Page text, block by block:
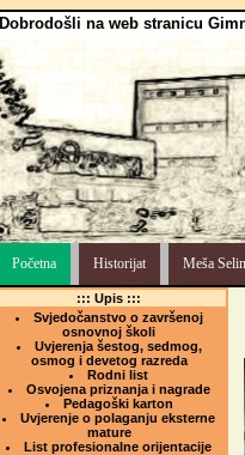
Dobrodošli na web stranicu
Početna Historijat Meša
::: Upis :::
Svjedočanstvo o završenoj
osnovnoj školi
Uvjerenja šestog, sedmog,
osmog i devetog razreda
Rodni list
Osvojena priznanja i nagrade
Pedagoški karton
Uvjerenje o polaganju eksterne
mature
List profesionalne orijentacije